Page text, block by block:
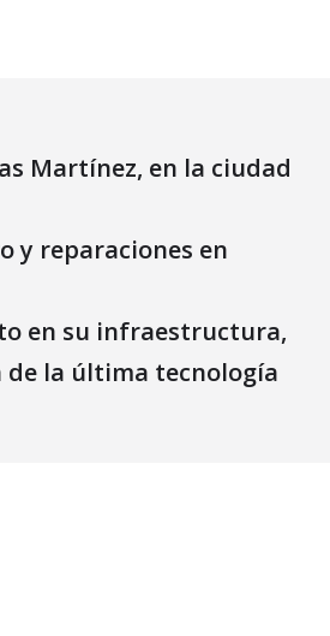
Martínez, en la ciudad
y reparaciones en
en su infraestructura,
de la última tecnología